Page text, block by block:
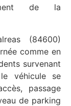
de la
(84600)
comme en
survenant
véhicule se
passage
de parking